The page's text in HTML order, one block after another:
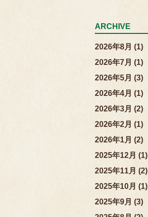
ARCHIVE
2026年8月 (1)
2026年7月 (1)
2026年5月 (3)
2026年4月 (1)
2026年3月 (2)
2026年2月 (1)
2026年1月 (2)
2025年12月 (1)
2025年11月 (2)
2025年10月 (1)
2025年9月 (3)